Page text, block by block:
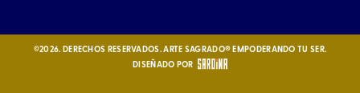
©2026. DERECHOS RESERVADOS. ARTE SAGRADO® EMPODERANDO TU SER.
DISEÑADO POR